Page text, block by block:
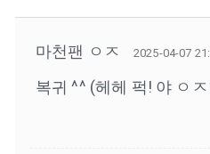
마천팬 ㅇㅈ 2025-04-07
복귀 ^^ (헤헤 퍽! 야 ㅇ